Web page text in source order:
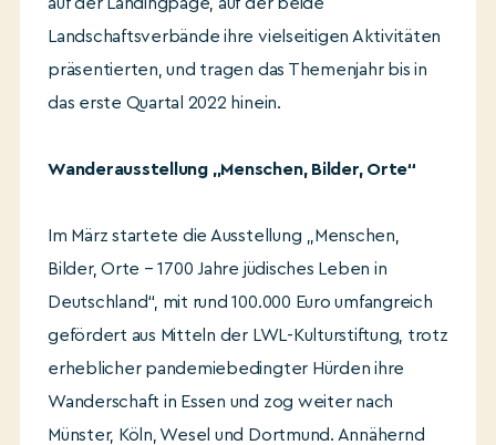
Landschaftsverbände ihre vielseitigen Aktivitäten
präsentierten, und tragen das Themenjahr bis in
das erste Quartal 2022 hinein.
Wanderausstellung „Menschen, Bilder, Orte“
Im März startete die Ausstellung „Menschen,
Bilder, Orte – 1700 Jahre jüdisches Leben in
Deutschland“, mit rund 100.000 Euro umfangreich
gefördert aus Mitteln der LWL-Kulturstiftung, trotz
erheblicher pandemiebedingter Hürden ihre
Wanderschaft in Essen und zog weiter nach
Münster, Köln, Wesel und Dortmund. Annähernd